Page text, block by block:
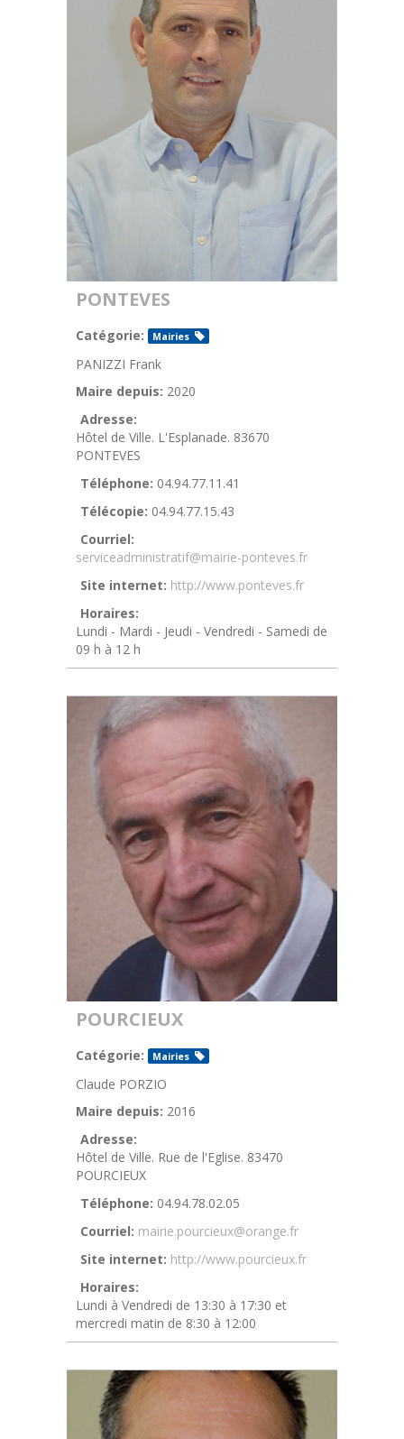
PONTEVES
Catégorie: Mairies
PANIZZI Frank
Maire depuis: 2020
Adresse:
Hôtel de Ville. L'Esplanade. 83670
PONTEVES
Téléphone: 04.94.77.11.41
Télécopie: 04.94.77.15.43
Courriel:
serviceadministratif@mairie-ponteves.fr
Site internet: http://www.ponteves.fr
Horaires:
Lundi - Mardi - Jeudi - Vendredi - Samedi de
09 h à 12 h
POURCIEUX
Catégorie: Mairies
Claude PORZIO
Maire depuis: 2016
Adresse:
Hôtel de Ville. Rue de l'Eglise. 83470
POURCIEUX
Téléphone: 04.94.78.02.05
Courriel: mairie.pourcieux@orange.fr
Site internet: http://www.pourcieux.fr
Horaires:
Lundi à Vendredi de 13:30 à 17:30 et
mercredi matin de 8:30 à 12:00